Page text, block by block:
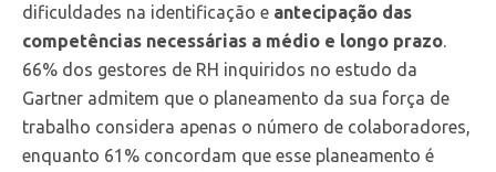
dificuldades na identificação e antecipação das
competências necessárias a médio e longo prazo
66% dos gestores de RH inquiridos no estudo da
Gartner admitem que o planeamento da sua força de
trabalho considera apenas o número de colaboradores,
enquanto 61% concordam que esse planeamento é